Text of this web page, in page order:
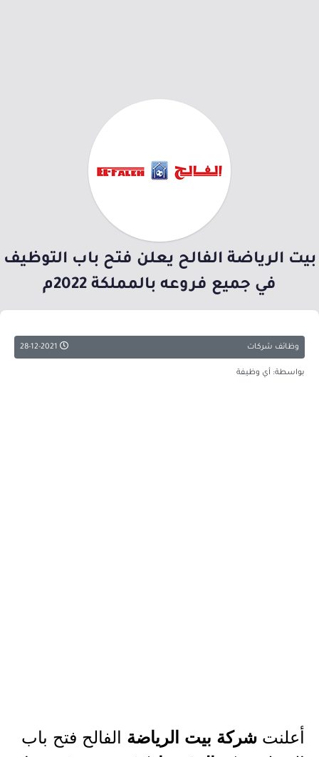
بيت الرياضة الفالح يعلن فتح باب التوظيف
في جميع فروعه بالمملكة 2022م
وظائف شركات
بواسطة: أي وظيفة
أعلنت شركة بيت الرياضة الفالح فتح باب